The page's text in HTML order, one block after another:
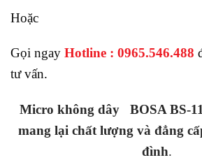
Hoặc
Gọi ngay Hotline : 0965.546.488
tư vấn.
Micro không dây BOSA BS-
mang lại chất lượng và đẳng
đình.